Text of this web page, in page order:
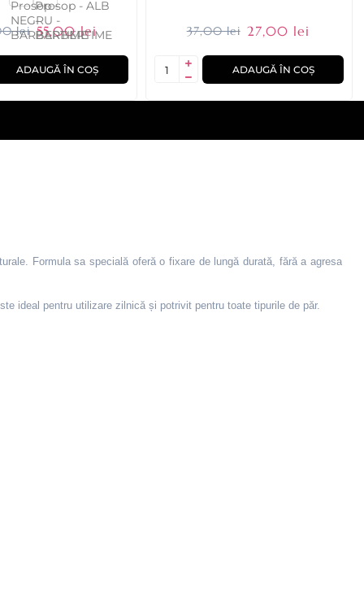
lei 55,00 lei
ADAUGĂ ÎN COȘ
37,00 lei 27,00 lei
ADAUGĂ ÎN COȘ
Formula sa specială oferă o fixare de lungă durată, fără a agresa
ideal pentru utilizare zilnică și potrivit pentru toate tipurile de păr.
Extrat, Rosmarinus officinalis(Rosemary) leaf extract , Ciric Acid,